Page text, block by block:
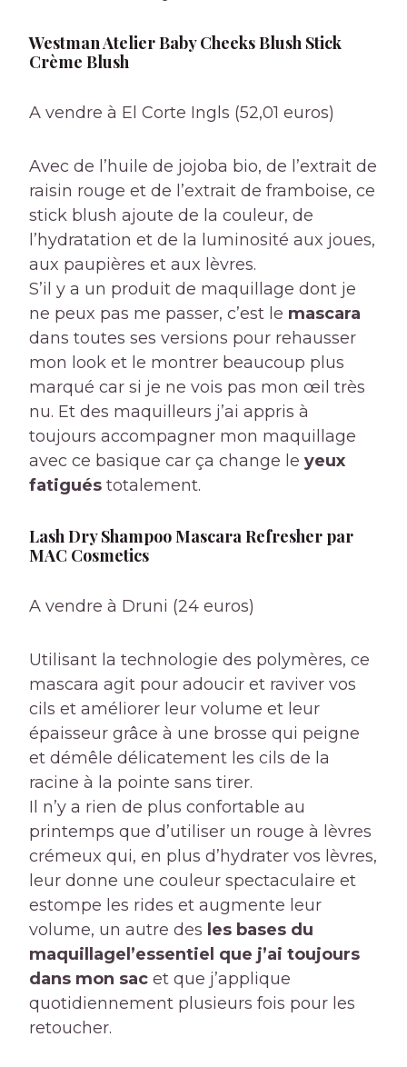
Westman Atelier Baby Cheeks Blush Stick
Crème Blush
A vendre à El Corte Ingls (52,01 euros)
Avec de l’huile de jojoba bio, de l’extrait de
raisin rouge et de l’extrait de framboise, ce
stick blush ajoute de la couleur, de
l’hydratation et de la luminosité aux joues,
aux paupières et aux lèvres.
S’il y a un produit de maquillage dont je
ne peux pas me passer, c’est le mascara
dans toutes ses versions pour rehausser
mon look et le montrer beaucoup plus
marqué car si je ne vois pas mon œil très
nu. Et des maquilleurs j’ai appris à
toujours accompagner mon maquillage
avec ce basique car ça change le yeux
fatigués totalement.
Lash Dry Shampoo Mascara Refresher par
MAC Cosmetics
A vendre à Druni (24 euros)
Utilisant la technologie des polymères, ce
mascara agit pour adoucir et raviver vos
cils et améliorer leur volume et leur
épaisseur grâce à une brosse qui peigne
et démêle délicatement les cils de la
racine à la pointe sans tirer.
Il n’y a rien de plus confortable au
printemps que d’utiliser un rouge à lèvres
crémeux qui, en plus d’hydrater vos lèvres,
leur donne une couleur spectaculaire et
estompe les rides et augmente leur
volume, un autre des les bases du
maquillage l’essentiel que j’ai toujours
dans mon sac et que j’applique
quotidiennement plusieurs fois pour les
retoucher.